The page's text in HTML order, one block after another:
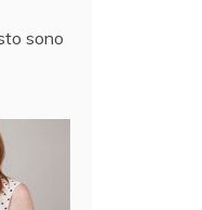
sono